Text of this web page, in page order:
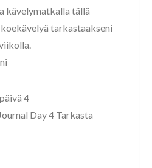
kävelymatkalla tällä
tarkastaakseni
4
Day 4 Tarkasta